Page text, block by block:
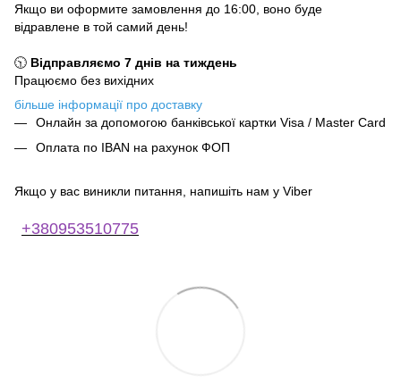
Якщо ви оформите замовлення до 16:00, воно буде
відравлене в той самий день!
🕥 Відправляємо 7 днів на тиждень
Працюємо без вихідних
більше інформації про доставку
Онлайн за допомогою банківської картки Visa / Master Card
Оплата по IBAN на рахунок ФОП
Якщо у вас виникли питання, напишіть нам у Viber
+380953510775